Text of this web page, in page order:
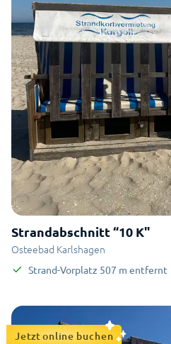
Strandabschnitt “10 K"
Osteebad Karlshagen
Strand-Vorplatz 507 m entfernt
Jetzt online buchen